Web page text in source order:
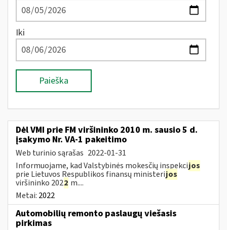
Iki
Paieška
Dėl VMI prie FM viršininko 2010 m. sausio 5 d.
įsakymo Nr. VA-1 pakeitimo
Web turinio sąrašas 2022-01-31
Informuojame, kad Valstybinės mokesčių inspekcijos
prie Lietuvos Respublikos finansų ministerijos
viršininko 2022 m....
Metai: 2022
Automobilių remonto paslaugų viešasis
pirkimas